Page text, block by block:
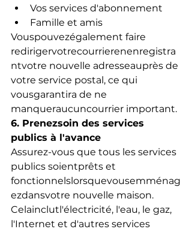
Vos services d'abonnement
Famille et amis
Vouspouvezégalement faire
redirigervotrecourrierenenregistra
ntvotre nouvelle adresseauprès de
votre service postal, ce qui
vousgarantira de ne
manqueraucuncourrier important.
6. Prenezsoin des services
publics à l'avance
Assurez-vous que tous les services
publics soientprêts et
fonctionnelslorsquevousemménag
ezdansvotre nouvelle maison.
Celainclutl'électricité, l'eau, le gaz,
l'Internet et d'autres services